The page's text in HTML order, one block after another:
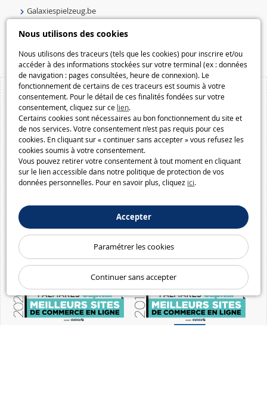
Nous utilisons des cookies
Nous utilisons des traceurs (tels que les cookies) pour inscrire et/ou
accéder à des informations stockées sur votre terminal (ex : données
de navigation : pages consultées, heure de connexion). Le
fonctionnement de certains de ces traceurs est soumis à votre
consentement. Pour le détail de ces finalités fondées sur votre
consentement, cliquez sur ce lien.
Certains cookies sont nécessaires au bon fonctionnement du site et
de nos services. Votre consentement n’est pas requis pour ces
cookies. En cliquant sur « continuer sans accepter » vous refusez les
cookies soumis à votre consentement.
Vous pouvez retirer votre consentement à tout moment en cliquant
sur le lien accessible dans notre politique de protection de vos
données personnelles. Pour en savoir plus, cliquez ici.
Accepter
Paramétrer les cookies
Continuer sans accepter
Galaxiespielzeug.be